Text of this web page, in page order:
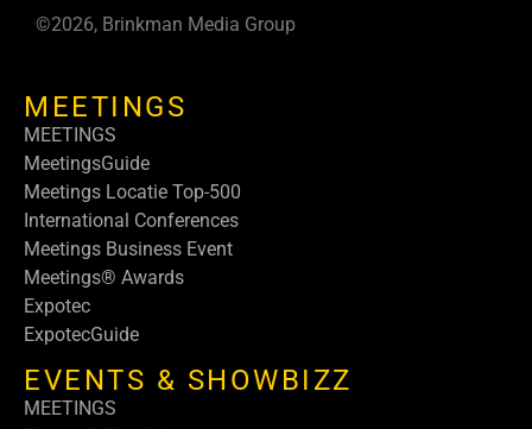
©2026, Brinkman Media Group
MEETINGS
MEETINGS
MeetingsGuide
Meetings Locatie Top-500
International Conferences
Meetings Business Event
Meetings® Awards
Expotec
ExpotecGuide
EVENTS & SHOWBIZZ
MEETINGS